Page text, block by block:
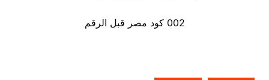
002 كود مصر قبل الرقم